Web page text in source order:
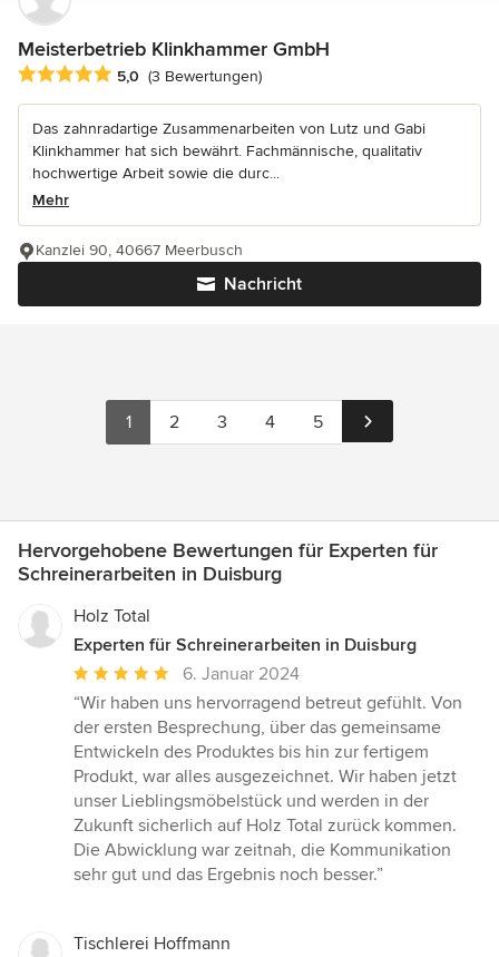
Meisterbetrieb Klinkhammer GmbH
Durchschnittliche Bewertung: 5 von 5 Sternen
5,0 (3 Bewertungen)
Das zahnradartige Zusammenarbeiten von Lutz und Gabi
Klinkhammer hat sich bewährt. Fachmännische, qualitativ
hochwertige Arbeit sowie die durc...
Mehr
Nachricht
Kanzlei 90, 40667 Meerbusch
1 2 3 4 5
Hervorgehobene Bewertungen für Experten für
Schreinerarbeiten in Duisburg
Holz Total
Experten für Schreinerarbeiten in Duisburg
Durchschnittliche
Bewertung:
5
von
5
Sternen
6. Januar 2024
“Wir haben uns hervorragend betreut gefühlt. Von
der ersten Besprechung, über das gemeinsame
Entwickeln des Produktes bis hin zur fertigem
Produkt, war alles ausgezeichnet. Wir haben jetzt
unser Lieblingsmöbelstück und werden in der
Zukunft sicherlich auf Holz Total zurück kommen.
Die Abwicklung war zeitnah, die Kommunikation
sehr gut und das Ergebnis noch besser.”
Tischlerei Hoffmann